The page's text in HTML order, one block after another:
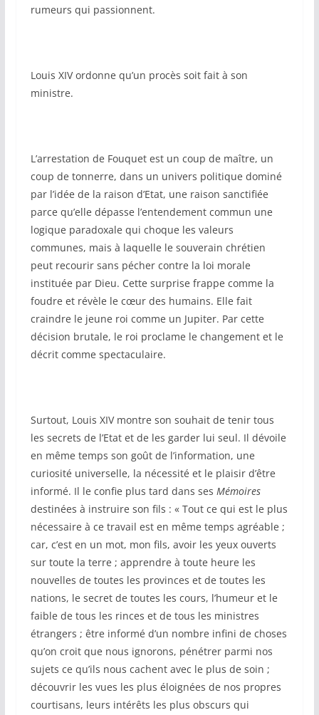
rumeurs qui passionnent.
Louis XIV ordonne qu’un procès soit fait à son
ministre.
L’arrestation de Fouquet est un coup de maître, un
coup de tonnerre, dans un univers politique dominé
par l’idée de la raison d’Etat, une raison sanctifiée
parce qu’elle dépasse l’entendement commun une
logique paradoxale qui choque les valeurs
communes, mais à laquelle le souverain chrétien
peut recourir sans pécher contre la loi morale
instituée par Dieu. Cette surprise frappe comme la
foudre et révèle le cœur des humains. Elle fait
craindre le jeune roi comme un Jupiter. Par cette
décision brutale, le roi proclame le changement et le
décrit comme spectaculaire.
Surtout, Louis XIV montre son souhait de tenir tous
les secrets de l’Etat et de les garder lui seul. Il dévoile
en même temps son goût de l’information, une
curiosité universelle, la nécessité et le plaisir d’être
informé. Il le confie plus tard dans ses Mémoires
destinées à instruire son fils : « Tout ce qui est le plus
nécessaire à ce travail est en même temps agréable ;
car, c’est en un mot, mon fils, avoir les yeux ouverts
sur toute la terre ; apprendre à toute heure les
nouvelles de toutes les provinces et de toutes les
nations, le secret de toutes les cours, l’humeur et le
faible de tous les rinces et de tous les ministres
étrangers ; être informé d’un nombre infini de choses
qu’on croit que nous ignorons, pénétrer parmi nos
sujets ce qu’ils nous cachent avec le plus de soin ;
découvrir les vues les plus éloignées de nos propres
courtisans, leurs intérêts les plus obscurs qui